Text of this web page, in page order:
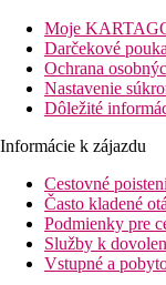
priestory,
hotela vonkajší
obmedzenom
Izby
DR:
DRSS:
DRS: viď
DRSSS:
Pláž
Moje
Darčekové
Ochrana
Nastavenie
Dôležité
Informácie k zájazdu
Cestovné
Často kladené
Podmienky pre
Služby k
Vstupné a